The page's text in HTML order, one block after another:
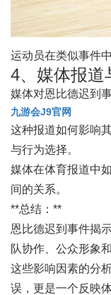
运动员在类似事件
4、媒体报道
媒体对恩比德迟到
九游会J9官网
这种报道如何影响
与行为选择。
媒体在体育报道中
间的关系。
**总结：**
恩比德迟到事件揭
队协作、公众形象
这些影响因素的分
误，更是一个反映